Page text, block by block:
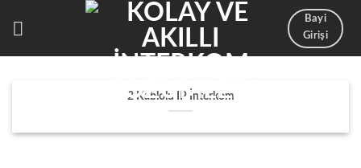
Bayi
Girişi
2 Kablolu IP İnterkom